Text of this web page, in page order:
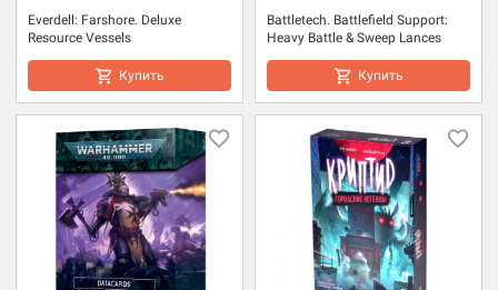
Everdell: Farshore. Deluxe
Resource Vessels
Купить
Battletech. Battlefield Support:
Heavy Battle & Sweep Lances
Купить